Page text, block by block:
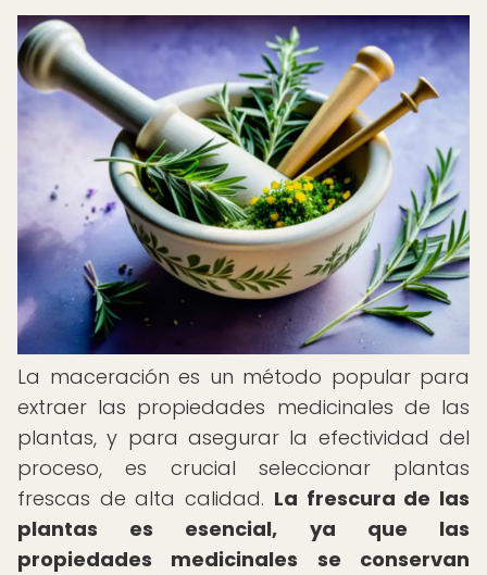
La maceración es un método popular para
extraer las propiedades medicinales de las
plantas, y para asegurar la efectividad del
proceso, es crucial seleccionar plantas
frescas de alta calidad. La frescura de las
plantas es esencial, ya que las
propiedades medicinales se conservan